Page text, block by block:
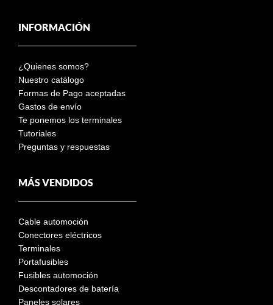
INFORMACIÓN
¿Quienes somos?
Nuestro catálogo
Formas de Pago aceptadas
Gastos de envío
Te ponemos los terminales
Tutoriales
Preguntas y respuestas
MÁS VENDIDOS
Cable automoción
Conectores eléctricos
Terminales
Portafusibles
Fusibles automoción
Descontadores de batería
Paneles solares